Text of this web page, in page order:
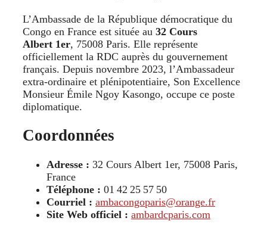
L’Ambassade de la République démocratique du
Congo en France est située au 32 Cours
Albert 1er, 75008 Paris. Elle représente
officiellement la RDC auprès du gouvernement
français. Depuis novembre 2023, l’Ambassadeur
extra‑ordinaire et plénipotentiaire, Son Excellence
Monsieur Émile Ngoy Kasongo, occupe ce poste
diplomatique.
Coordonnées
Adresse : 32 Cours Albert 1er, 75008 Paris,
France
Téléphone : 01 42 25 57 50
Courriel : ambacongoparis@orange.fr
Site Web officiel : ambardcparis.com